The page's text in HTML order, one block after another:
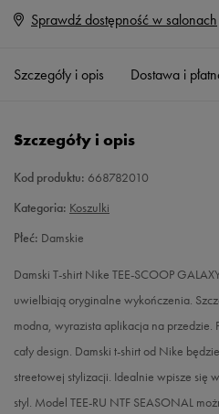
XS Powiadom o dostępności
S Powiadom o dostępności
Sprawdź dostępność w salonach
Szczegóły i opis Dostawa i
Szczegóły i opis
Kod produktu: 668782010
Kategoria: Koszulki
Płeć: Damskie
Damski T-shirt Nike TEE-SCOOP
uwielbiają oryginalne wykończenia.
modna, wyrazista aplikacja na
cały design. Damski t-shirt od Nike
streetowej stylizacji. Idealnie wpisze się
styl. Model TEE-RU NTF SEASONAL